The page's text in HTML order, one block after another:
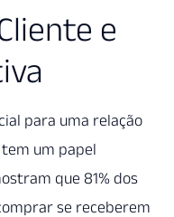
e
para uma relação
tem um papel
que 81% dos
se receberem